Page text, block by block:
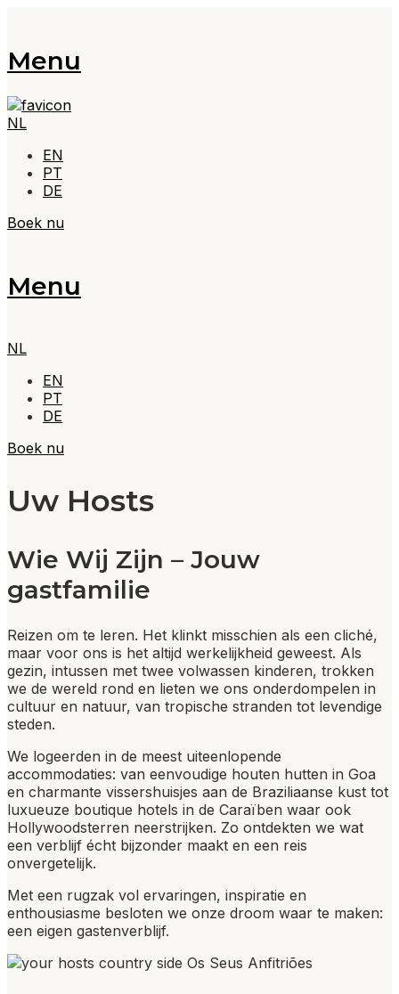
Menu
NL
EN
PT
DE
Boek nu
Menu
NL
EN
PT
DE
Boek nu
Uw Hosts
Wie Wij Zijn – Jouw
gastfamilie
Reizen om te leren. Het klinkt misschien als een cliché,
maar voor ons is het altijd werkelijkheid geweest. Als
gezin, intussen met twee volwassen kinderen, trokken
we de wereld rond en lieten we ons onderdompelen in
cultuur en natuur, van tropische stranden tot levendige
steden.
We logeerden in de meest uiteenlopende
accommodaties: van eenvoudige houten hutten in Goa
en charmante vissershuisjes aan de Braziliaanse kust tot
luxueuze boutique hotels in de Caraïben waar ook
Hollywoodsterren neerstrijken. Zo ontdekten we wat
een verblijf écht bijzonder maakt en een reis
onvergetelijk.
Met een rugzak vol ervaringen, inspiratie en
enthousiasme besloten we onze droom waar te maken:
een eigen gastenverblijf.